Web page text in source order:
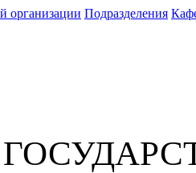
организации Подразделения